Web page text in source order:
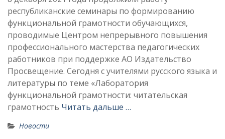
республиканские семинары по формированию
функциональной грамотности обучающихся,
проводимые Центром непрерывного повышения
профессионального мастерства педагогических
работников при поддержке АО Издательство
Просвещение. Сегодня с учителями русского языка и
литературы по теме «Лаборатория
функциональной грамотности: читательская
грамотность Читать дальше …
Новости